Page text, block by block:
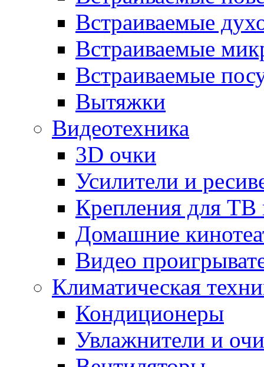
Встраиваемые
Встраиваемые
Встраиваемые
Вытяжки
Видеотехника
3D очки
Усилители и
Крепления для ТВ
Домашние
Видео
Климатическая
Кондиционеры
Увлажнители и